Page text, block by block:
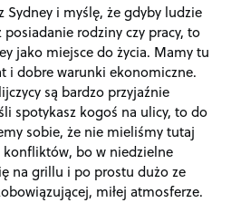
Sydney i myślę, że gdyby ludzie
rodziny czy pracy, to
jako miejsce do życia. Mamy tu
i dobre warunki ekonomiczne.
są bardzo przyjaźnie
spotykasz kogoś na ulicy, to do
sobie, że nie mieliśmy tutaj
konfliktów, bo w niedzielne
na grillu i po prostu dużo ze
miłej atmosferze.